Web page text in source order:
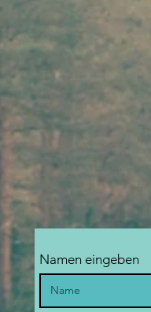
Namen eingeben